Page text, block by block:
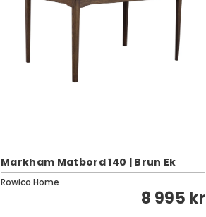
Markham Matbord 140 | Brun Ek
Rowico Home
8 995 kr